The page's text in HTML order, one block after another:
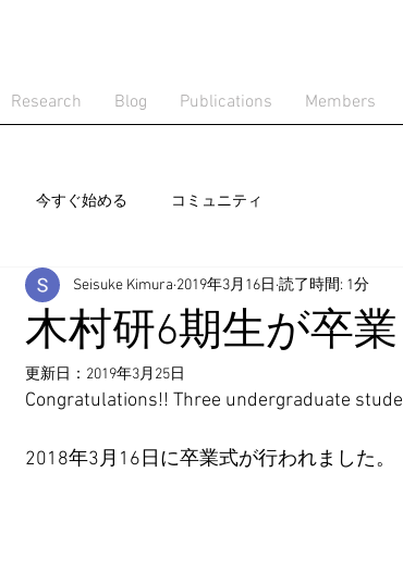
Research Blog Publications Members
今すぐ始める コミュニティ
木村研6期生が卒業
Seisuke Kimura 2019年3月16日 読了時間: 1分
更新日： 2019年3月25日
Congratulations!! Three undergraduate
2018年3月16日に卒業式が行われました。